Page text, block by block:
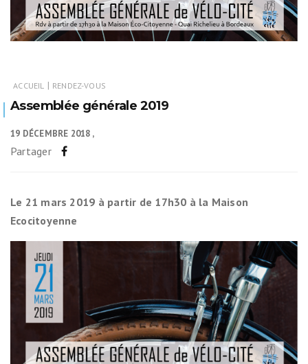
ACCUEIL | RENDEZ-VOUS
Assemblée générale 2019
19 DÉCEMBRE 2018
Partager
Le 21 mars 2019 à partir de 17h30 à la Maison
Ecocitoyenne